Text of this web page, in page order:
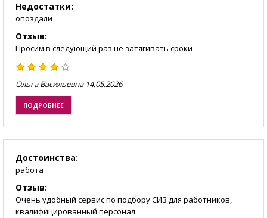
Недостатки:
опоздали
Отзыв:
Просим в следующий раз не затягивать сроки
Ольга Васильевна 14.05.2026
ПОДРОБНЕЕ
Достоинства:
работа
Отзыв:
Очень удобный сервис по подбору СИЗ для работников,
квалифицированный персонал